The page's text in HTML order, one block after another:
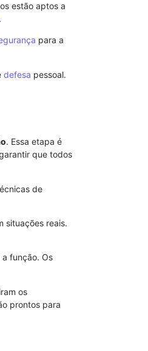
estão aptos a
.
para a
defesa pessoal.
. Essa etapa é
que todos
de
situações reais.
função. Os
os
prontos para